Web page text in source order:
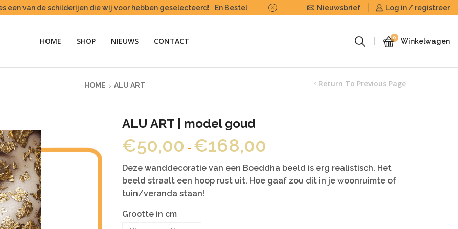
een van de schilderijen die wij voor hebben geselecteerd! En Bestel Of stuur ons uw eigen foto of
Nieuwsbrief Log in / registreer
HOME SHOP NIEUWS CONTACT 0 Winkelwagen
HOME ALU ART Return To Previous Page
ALU ART | model goud
€50,00 - €168,00
tot
€168,00
Deze wanddecoratie van een Boeddha beeld is erg realistisch. Het
beeld straalt een hoop rust uit. Hoe gaaf zou dit in je woonruimte of
tuin/veranda staan!
Grootte in cm